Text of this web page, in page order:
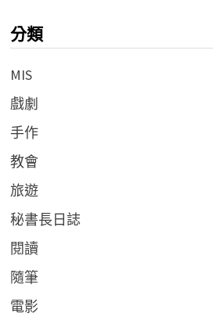
分類
MIS
戲劇
手作
教會
旅遊
秘書長日誌
閱讀
隨筆
電影